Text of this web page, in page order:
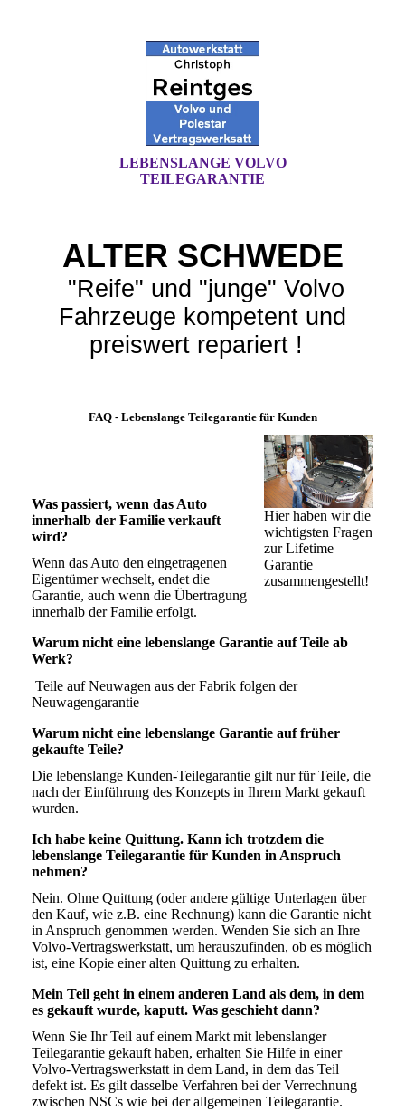
LEBENSLANGE VOLVO
TEILEGARANTIE
ALTER SCHWEDE
"Reife" und "junge" Volvo
Fahrzeuge kompetent und
preiswert repariert !
FAQ - Lebenslange Teilegarantie für Kunden
Hier haben wir die
wichtigsten Fragen
zur Lifetime
Garantie
zusammengestellt!
Was passiert, wenn das Auto
innerhalb der Familie verkauft
wird?
Wenn das Auto den eingetragenen
Eigentümer wechselt, endet die
Garantie, auch wenn die Übertragung
innerhalb der Familie erfolgt.
Warum nicht eine lebenslange Garantie auf Teile ab
Werk?
Teile auf Neuwagen aus der Fabrik folgen der
Neuwagengarantie
Warum nicht eine lebenslange Garantie auf früher
gekaufte Teile?
Die lebenslange Kunden-Teilegarantie gilt nur für Teile, die
nach der Einführung des Konzepts in Ihrem Markt gekauft
wurden.
Ich habe keine Quittung. Kann ich trotzdem die
lebenslange Teilegarantie für Kunden in Anspruch
nehmen?
Nein. Ohne Quittung (oder andere gültige Unterlagen über
den Kauf, wie z.B. eine Rechnung) kann die Garantie nicht
in Anspruch genommen werden. Wenden Sie sich an Ihre
Volvo-Vertragswerkstatt, um herauszufinden, ob es möglich
ist, eine Kopie einer alten Quittung zu erhalten.
Mein Teil geht in einem anderen Land als dem, in dem
es gekauft wurde, kaputt. Was geschieht dann?
Wenn Sie Ihr Teil auf einem Markt mit lebenslanger
Teilegarantie gekauft haben, erhalten Sie Hilfe in einer
Volvo-Vertragswerkstatt in dem Land, in dem das Teil
defekt ist. Es gilt dasselbe Verfahren bei der Verrechnung
zwischen NSCs wie bei der allgemeinen Teilegarantie.